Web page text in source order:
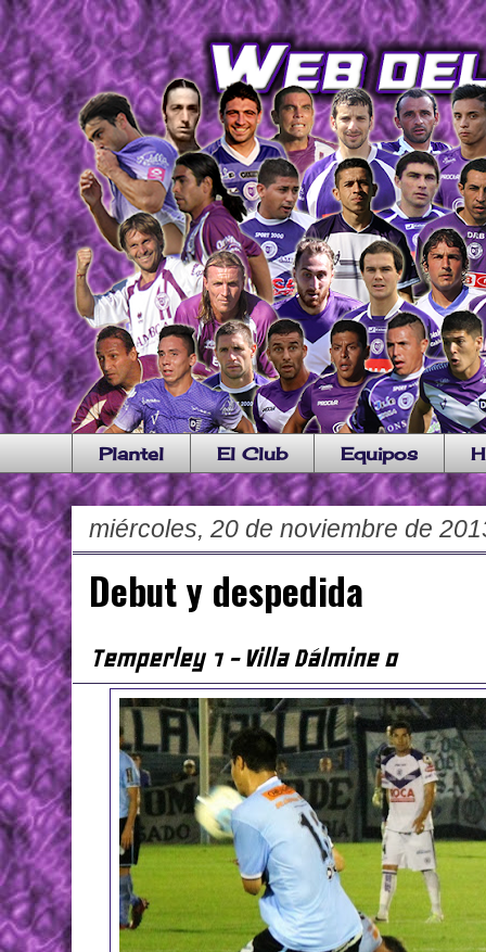
Plantel El Club Equipos
miércoles, 20 de noviembre de
Debut y despedida
Temperley 1 - Villa Dálmine 0